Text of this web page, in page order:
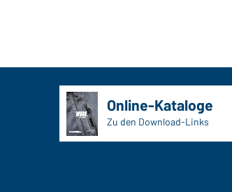
Online-Kataloge
Zu den Download-Links